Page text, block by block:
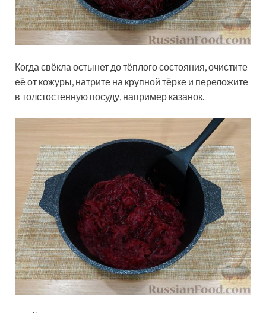
Когда свёкла остынет до тёплого состояния, очистите
её от кожуры, натрите на крупной тёрке и переложите
в толстостенную посуду, например казанок.